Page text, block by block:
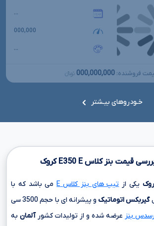
...
000,000
...
فروشنده: 000,000,000 تومانءءء
خـودروهای بیـشتر
قیمت بنز کلاس E
E350 کروک
یکی از تیپ های بنز کلاس E
می باشد که با
گیربکس اتوماتیک و پیشرانه ای با حجم
3500 سی
بنز عرضه شده و از تولیدات کشورآلمان به